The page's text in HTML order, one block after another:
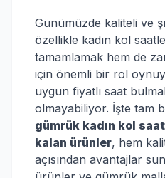
Günümüzde kaliteli ve
özellikle kadın kol
tamamlamak hem de
için önemli bir rol
uygun fiyatlı saat
olmayabiliyor. İşte tam
gümrük kadın kol
kalan ürünler, hem
açısından avantajlar